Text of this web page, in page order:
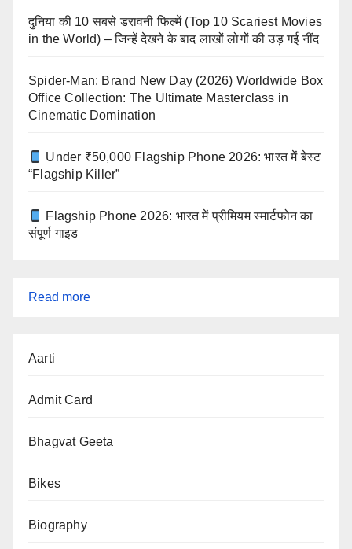
दुनिया की 10 सबसे डरावनी फिल्में (Top 10 Scariest Movies
in the World) – जिन्हें देखने के बाद लाखों लोगों की उड़ गई नींद
Spider-Man: Brand New Day (2026) Worldwide Box
Office Collection: The Ultimate Masterclass in
Cinematic Domination
Under ₹50,000 Flagship Phone 2026: भारत में बेस्ट
“Flagship Killer”
Flagship Phone 2026: भारत में प्रीमियम स्मार्टफोन का
संपूर्ण गाइड
Read more:
की
Aarti
Admit Card
Bhagvat Geeta
Bikes
Biography